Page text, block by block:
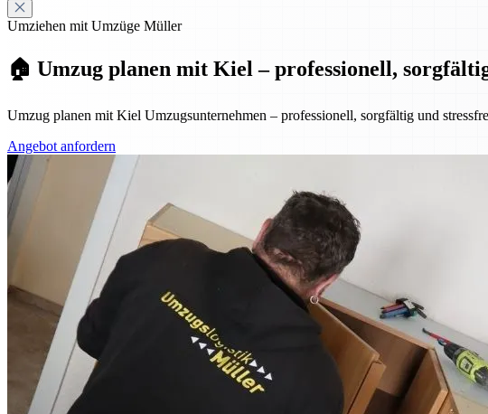
Umziehen mit Umzüge Müller
🏠 Umzug planen mit Kiel – professionell,
Umzug planen mit Kiel Umzugsunternehmen – professionell, sorgfältig und
Angebot anfordern